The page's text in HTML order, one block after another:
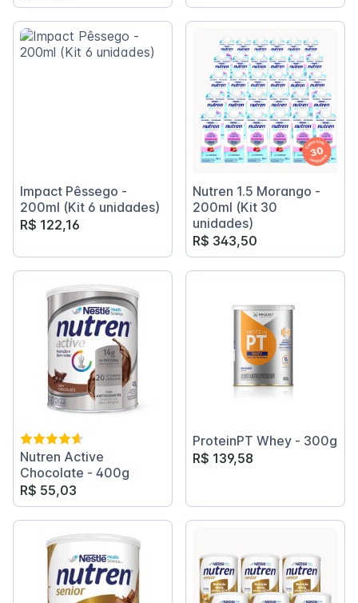
Impact Pêssego -
200ml (Kit 6 unidades)
R$ 122,16
Nutren 1.5 Morango -
200ml (Kit 30
unidades)
R$ 343,50
Nutren Active
Chocolate - 400g
R$ 55,03
ProteinPT Whey - 300g
R$ 139,58